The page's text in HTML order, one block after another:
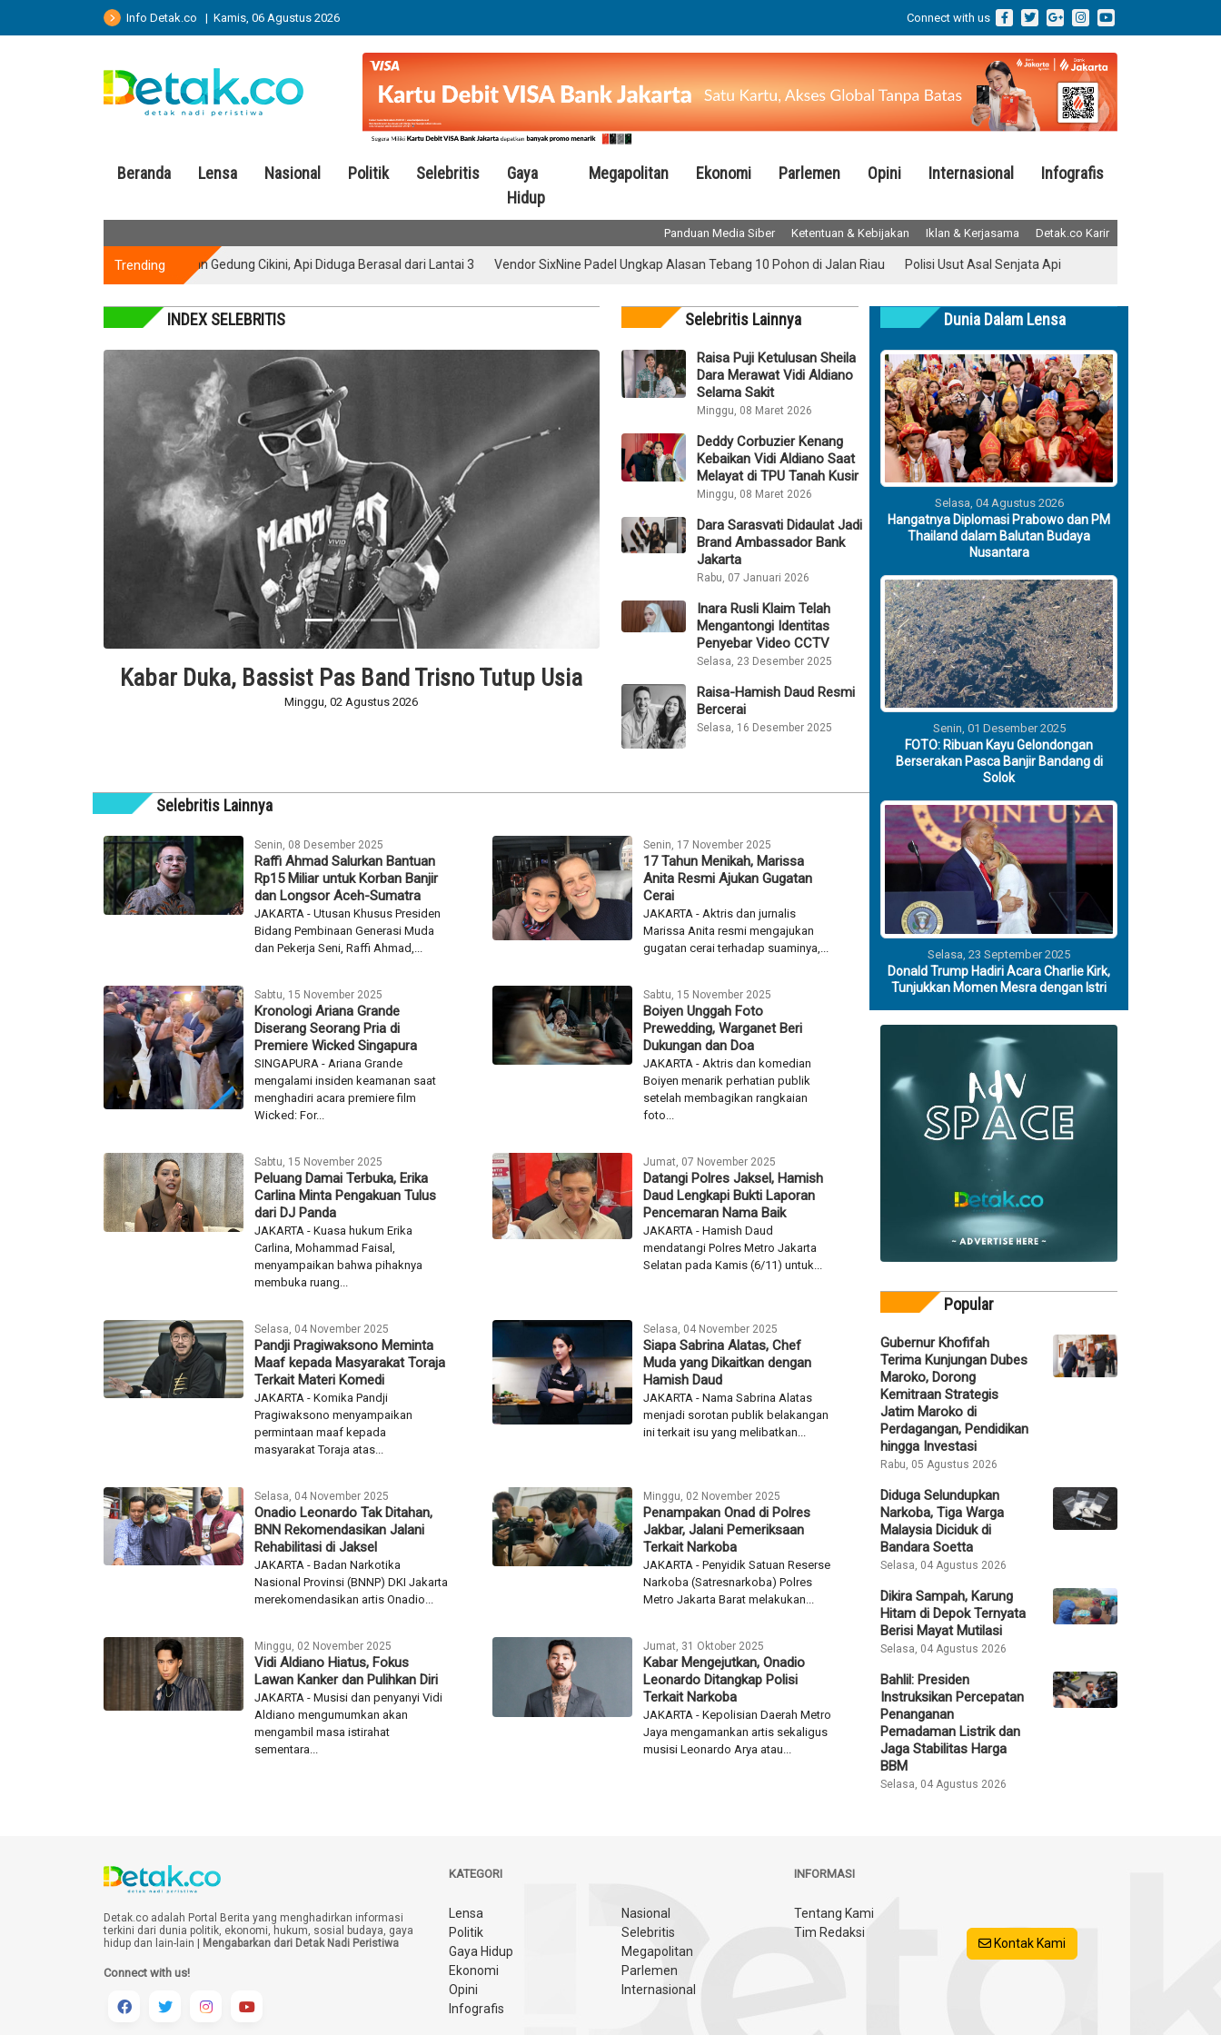
Info Detak.co | Kamis, 06 Agustus 2026 Connect with us
Beranda Lensa Nasional Politik Selebritis
Gaya
Hidup
Megapolitan Ekonomi Parlemen Opini Internasional Infografis
Panduan Media Siber Ketentuan & Kebijakan Iklan & Kerjasama Detak.co Karir
Trending
Kebakaran Gedung Cikini, Api Diduga Berasal dari Lantai 3 Vendor SixNine Padel Ungkap Alasan Tebang 10 Pohon di Jalan Riau Polisi Usut Asal Senjata Api dan Air Gun yang Ditemukan di
INDEX SELEBRITIS
Kabar Duka, Bassist Pas Band Trisno Tutup Usia
Minggu, 02 Agustus 2026
Kuasa Hukum: Pemeriksaan Thariq Halilintar dan
Aaliyah Massaid Lengkapi Berkas Kasus Hanania
Minggu, 26 Juli 2026
Selebritis Lainnya
Raisa Puji Ketulusan Sheila
Dara Merawat Vidi Aldiano
Selama Sakit
Minggu, 08 Maret 2026
Deddy Corbuzier Kenang
Kebaikan Vidi Aldiano Saat
Melayat di TPU Tanah Kusir
Minggu, 08 Maret 2026
Dara Sarasvati Didaulat Jadi
Brand Ambassador Bank
Jakarta
Rabu, 07 Januari 2026
Inara Rusli Klaim Telah
Mengantongi Identitas
Penyebar Video CCTV
Selasa, 23 Desember 2025
Raisa-Hamish Daud Resmi
Bercerai
Selasa, 16 Desember 2025
Selebritis Lainnya
Senin, 08 Desember 2025
Raffi Ahmad Salurkan Bantuan
Rp15 Miliar untuk Korban Banjir
dan Longsor Aceh-Sumatra
JAKARTA - Utusan Khusus Presiden
dan Pekerja Seni, Raffi Ahmad,...
Senin, 17 November 2025
17 Tahun Menikah, Marissa
Anita Resmi Ajukan Gugatan
Cerai
JAKARTA - Aktris dan jurnalis
gugatan cerai terhadap suaminya,...
Sabtu, 15 November 2025
Kronologi Ariana Grande
Diserang Seorang Pria di
Premiere Wicked Singapura
SINGAPURA - Ariana Grande
mengalami insiden keamanan saat
Wicked: For...
Sabtu, 15 November 2025
Boiyen Unggah Foto
Prewedding, Warganet Beri
Dukungan dan Doa
JAKARTA - Aktris dan komedian
Boiyen menarik perhatian publik
foto...
Sabtu, 15 November 2025
Peluang Damai Terbuka, Erika
Carlina Minta Pengakuan Tulus
dari DJ Panda
JAKARTA - Kuasa hukum Erika
Carlina, Mohammad Faisal,
membuka ruang...
Jumat, 07 November 2025
Datangi Polres Jaksel, Hamish
Daud Lengkapi Bukti Laporan
Pencemaran Nama Baik
JAKARTA - Hamish Daud
Selasa, 04 November 2025
Pandji Pragiwaksono Meminta
Maaf kepada Masyarakat Toraja
Terkait Materi Komedi
JAKARTA - Komika Pandji
Pragiwaksono menyampaikan
masyarakat Toraja atas...
Selasa, 04 November 2025
Siapa Sabrina Alatas, Chef
Muda yang Dikaitkan dengan
Hamish Daud
JAKARTA - Nama Sabrina Alatas
Selasa, 04 November 2025
Onadio Leonardo Tak Ditahan,
BNN Rekomendasikan Jalani
Rehabilitasi di Jaksel
JAKARTA - Badan Narkotika
merekomendasikan artis Onadio...
Minggu, 02 November 2025
Penampakan Onad di Polres
Jakbar, Jalani Pemeriksaan
Terkait Narkoba
JAKARTA - Penyidik Satuan Reserse
Metro Jakarta Barat melakukan...
Minggu, 02 November 2025
Vidi Aldiano Hiatus, Fokus
Lawan Kanker dan Pulihkan Diri
JAKARTA - Musisi dan penyanyi Vidi
Aldiano mengumumkan akan
Jumat, 31 Oktober 2025
Kabar Mengejutkan, Onadio
Leonardo Ditangkap Polisi
Terkait Narkoba
JAKARTA - Kepolisian Daerah Metro
Dunia Dalam Lensa
Selasa, 04 Agustus 2026
Hangatnya Diplomasi Prabowo dan PM
Thailand dalam Balutan Budaya
Nusantara
Senin, 01 Desember 2025
FOTO: Ribuan Kayu Gelondongan
Berserakan Pasca Banjir Bandang di
Solok
Selasa, 23 September 2025
Donald Trump Hadiri Acara Charlie Kirk,
Tunjukkan Momen Mesra dengan Istri
Popular
Gubernur Khofifah
Terima Kunjungan Dubes
Maroko, Dorong
Kemitraan Strategis
Jatim Maroko di
Perdagangan, Pendidikan
hingga Investasi
Rabu, 05 Agustus 2026
Diduga Selundupkan
Narkoba, Tiga Warga
Malaysia Diciduk di
Bandara Soetta
Selasa, 04 Agustus 2026
Dikira Sampah, Karung
Hitam di Depok Ternyata
Berisi Mayat Mutilasi
Selasa, 04 Agustus 2026
Bahlil: Presiden
Instruksikan Percepatan
Penanganan
Pemadaman Listrik dan
Jaga Stabilitas Harga
BBM
Selasa, 04 Agustus 2026
Detak.co adalah Portal Berita yang menghadirkan informasi
terkini dari dunia politik, ekonomi, hukum, sosial budaya, gaya
hidup dan lain-lain | Mengabarkan dari Detak Nadi Peristiwa
Connect with us!
KATEGORI
Lensa
Nasional
Politik
Selebritis
Gaya Hidup
Megapolitan
Ekonomi
Parlemen
Opini
Internasional
Infografis
INFORMASI
Tentang Kami
Tim Redaksi
Kontak Kami